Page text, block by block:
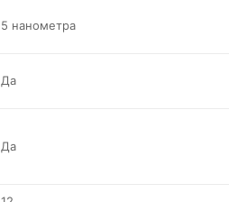
5 нанометра
Да
Да